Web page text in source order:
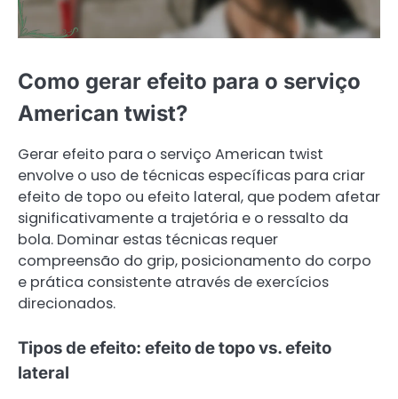
Como gerar efeito para o serviço
American twist?
Gerar efeito para o serviço American twist
envolve o uso de técnicas específicas para criar
efeito de topo ou efeito lateral, que podem afetar
significativamente a trajetória e o ressalto da
bola. Dominar estas técnicas requer
compreensão do grip, posicionamento do corpo
e prática consistente através de exercícios
direcionados.
Tipos de efeito: efeito de topo vs. efeito
lateral